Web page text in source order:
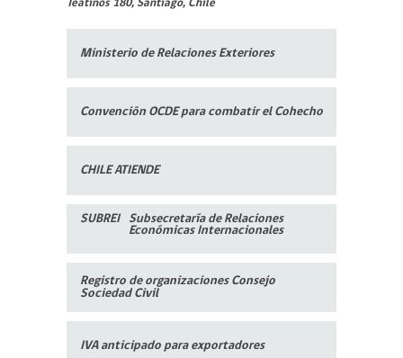
Teatinos 180, Santiago, Chile
Ministerio de Relaciones Exteriores
Convención OCDE para combatir el Cohecho
CHILE ATIENDE
SUBREI
Subsecretaría de Relaciones
Económicas Internacionales
Registro de organizaciones Consejo
Sociedad Civil
IVA anticipado para exportadores